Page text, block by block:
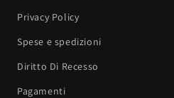
Privacy Policy
Spese e spedizioni
Diritto Di Recesso
Pagamenti